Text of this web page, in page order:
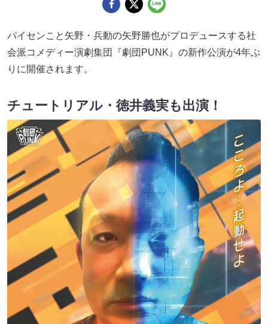
パイセンこと矢野・兵動の矢野勝也がプロデュースする社
会派コメディー演劇集団『劇団PUNK』の新作公演が4年ぶ
りに開催されます。
チュートリアル・徳井義実も出演！